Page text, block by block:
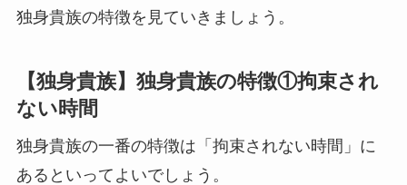
独身貴族の特徴を見ていきましょう。
【独身貴族】独身貴族の特徴①拘束され
ない時間
独身貴族の一番の特徴は「拘束されない時間」に
あるといってよいでしょう。